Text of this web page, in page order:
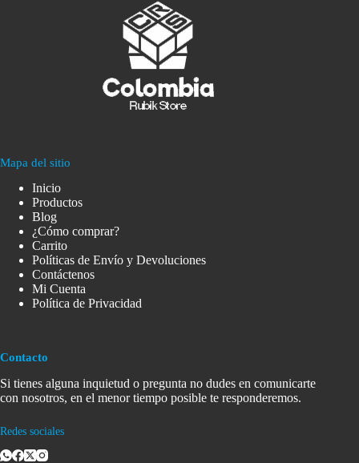
Mapa del sitio
Inicio
Productos
Blog
¿Cómo comprar?
Carrito
Políticas de Envío y Devoluciones
Contáctenos
Mi Cuenta
Política de Privacidad
Contacto
Si tienes alguna inquietud o pregunta no dudes en comunicarte
con nosotros, en el menor tiempo posible te responderemos.
Redes sociales